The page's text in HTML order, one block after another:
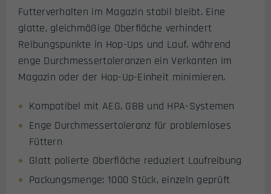
Futterverhalten im Magazin stabil bleibt. Eine
glatte, gleichmäßige Oberfläche verhindert
Reibungspunkte in Hop-Ups und Lauf, während
enge Durchmessertoleranzen ein Verkanten im
Magazin oder der Hop-Up-Einheit minimieren.
Kompatibel mit AEG, GBB und HPA-Systemen
Enge Durchmessertoleranz für problemloses
Füttern
Glatt polierte Oberfläche reduziert Laufreibung
Packungsmenge: 1000 Stück, einzeln geprüft